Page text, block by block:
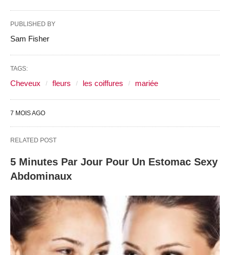
PUBLISHED BY
Sam Fisher
TAGS:
Cheveux fleurs les coiffures mariée
7 MOIS AGO
RELATED POST
5 Minutes Par Jour Pour Un Estomac Sexy
Abdominaux